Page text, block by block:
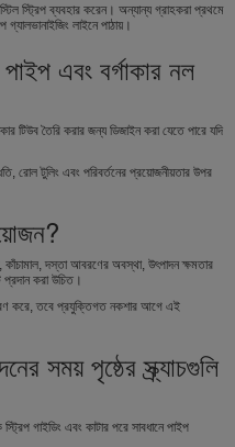
স্ট্রিপ ব্যবহার করেন। অন্যান্য গ্রাহকরা প্রথমে
লাইনে পাঠায়।
এবং বর্গাকার নল
টিউব তৈরি করার জন্য ডিজাইন করা যেতে পারে যদি
রোল টুলিং এবং পরিবর্তনের প্রয়োজনীয়তার উপর
দস্তা আবরণের অবস্থা, উৎপাদন ক্ষমতার
প্রদান করা উচিত।
করে, তবে প্রযুক্তিগত নকশার আগে এই
সময় পৃষ্ঠের স্ক্র্যাচগুলি
গাইডিং এবং কাটার পরে সাবধানে পাইপ